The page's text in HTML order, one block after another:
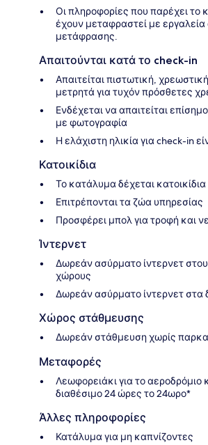
Οι πληροφορίες που παρέχει το
έχουν μεταφραστεί με
μετάφρασης.
Απαιτούνται κατά το check-in
Απαιτείται πιστωτική,
μετρητά για τυχόν πρόσθετες
Ενδέχεται να απαιτείται
με φωτογραφία
Η ελάχιστη ηλικία για check-in
Κατοικίδια
Το κατάλυμα δέχεται
Επιτρέπονται τα ζώα υπηρεσίας
Προσφέρει μπολ για τροφή και
Ίντερνετ
Δωρεάν ασύρματο ίντερνετ
χώρους
Δωρεάν ασύρματο ίντερνετ στα
Χώρος στάθμευσης
Δωρεάν στάθμευση χωρίς
Μεταφορές
Λεωφορειάκι για το αεροδρόμιο
διαθέσιμο 24 ώρες το 24ωρο*
Άλλες πληροφορίες
Κατάλυμα για μη καπνίζοντες